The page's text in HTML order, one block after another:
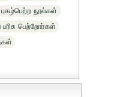
புகழ்பெற்ற நூல்கள்
பெற்றோர்‎கள்